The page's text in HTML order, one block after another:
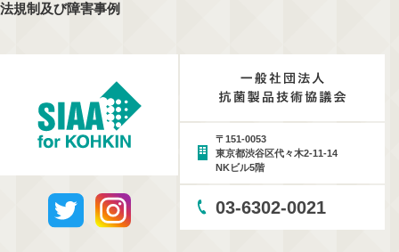
法規制及び障害事例
〒151-0053
東京都渋谷区代々木2-11-14
NKビル5階
03-6302-0021